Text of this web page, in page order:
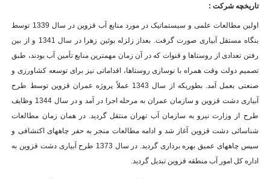
تاریخچه شرکت :
اولین مطالعات علمی و سیستماتیک در مورد منابع آب قزوین در سال 1339 توسط
بنگاه مستقل آبیاری صورت گرفت. بعداز زلزله بوئین زهرا در سال 1341 و از بین
رفتن تعدادی از روستاها و قنوات که در آن زمان مهمترین منابع تأمین آب بودند، طبق
تصمیم دولت وقت همراه با نوسازی روستاها، اقداماتی نیز برای توسعه کشاورزی و
صنعتی بعمل آمد. بطوریکه از سال 1343 عملاً پروژه عمران قزوین توسط طرح
آبیاری دشت قزوین و سازمان عمران به مرحله اجرا در آمد و در سال 1344 وظایف
طرح از وزارت نیرو به سازمان آب تهران منتقل گردید. در همان زمان مطالعات
شناسائی دشت قزوین آغاز شد و ادامه مطالعات منجر به حفر چاههای اکتشافی و
سپس چاههای عمیق بهره برداری گردید. در سال 1373 طرح آبیاری دشت قزوین به
اداره کل امور آب منطقه قزوین تبدیل گردید.